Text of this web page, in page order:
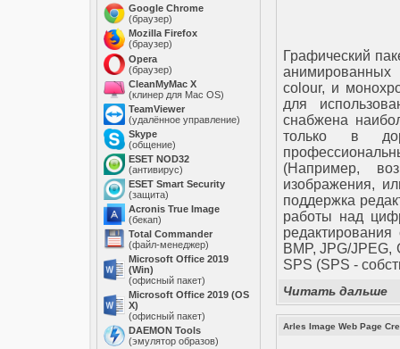
Google Chrome
(браузер)
Mozilla Firefox
(браузер)
Opera
(браузер)
CleanMyMac X
(клинер для Mac OS)
TeamViewer
(удалённое управление)
Skype
(общение)
ESET NOD32
(антивирус)
ESET Smart Security
(защита)
Acronis True Image
(бекап)
Total Commander
(файл-менеджер)
Microsoft Office 2019
(Win)
(офисный пакет)
Microsoft Office 2019 (OS
X)
(офисный пакет)
DAEMON Tools
(эмулятор образов)
Графический
colour, и
для
снабжена
только в
(Например,
изображения,
поддержка
работы над
BMP, JPG/JPEG,
SPS (SPS -
Читать дальше
Arles Image Web Page